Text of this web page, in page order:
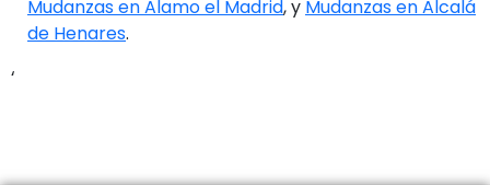
Mudanzas en Alamo el Madrid, y Mudanzas en Alcalá
de Henares.
‘